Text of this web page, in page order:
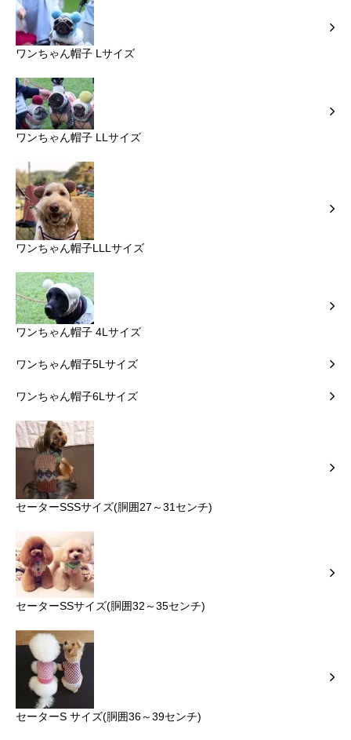
ワンちゃん帽子 Lサイズ
ワンちゃん帽子 LLサイズ
ワンちゃん帽子LLLサイズ
ワンちゃん帽子 4Lサイズ
ワンちゃん帽子5Lサイズ
ワンちゃん帽子6Lサイズ
セーターSSSサイズ(胴囲27～31センチ)
セーターSSサイズ(胴囲32～35センチ)
セーターS サイズ(胴囲36～39センチ)